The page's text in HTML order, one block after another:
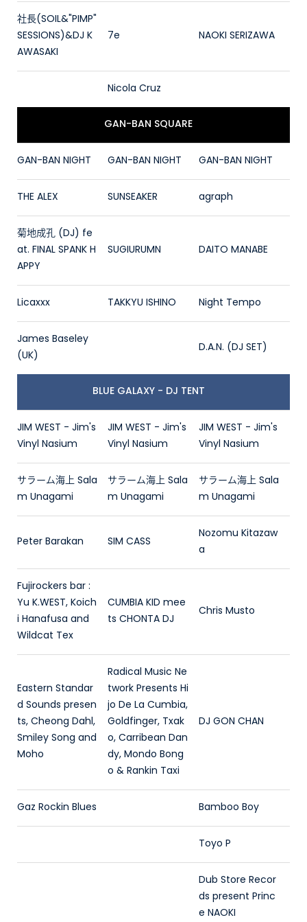
社長(SOIL&"PIMP"
SESSIONS)&DJ K
AWASAKI
7e NAOKI SERIZAWA
Nicola Cruz
GAN-BAN SQUARE
GAN-BAN NIGHT GAN-BAN NIGHT GAN-BAN NIGHT
THE ALEX SUNSEAKER agraph
菊地成孔 (DJ) fe
at. FINAL SPANK H
APPY
SUGIURUMN DAITO MANABE
Licaxxx TAKKYU ISHINO Night Tempo
James Baseley
(UK)
D.A.N. (DJ SET)
BLUE GALAXY - DJ TENT
JIM WEST - Jim's
Vinyl Nasium
JIM WEST - Jim's
Vinyl Nasium
JIM WEST - Jim's
Vinyl Nasium
サラーム海上 Sala
m Unagami
サラーム海上 Sala
m Unagami
サラーム海上 Sala
m Unagami
Peter Barakan SIM CASS
Nozomu Kitazaw
a
Fujirockers bar :
Yu K.WEST, Koich
i Hanafusa and
Wildcat Tex
CUMBIA KID mee
ts CHONTA DJ
Chris Musto
Eastern Standar
d Sounds presen
ts, Cheong Dahl,
Smiley Song and
Moho
Radical Music Ne
twork Presents Hi
jo De La Cumbia,
Goldfinger, Txak
o, Carribean Dan
dy, Mondo Bong
o & Rankin Taxi
DJ GON CHAN
Gaz Rockin Blues Bamboo Boy
Toyo P
Dub Store Recor
ds present Princ
e NAOKI